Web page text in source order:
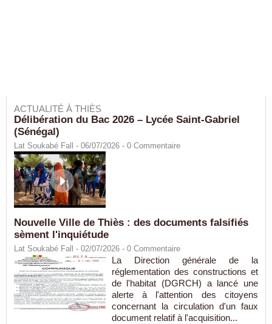
ACTUALITÉ À THIÈS
Délibération du Bac 2026 – Lycée Saint-Gabriel
(Sénégal)
Lat Soukabé Fall - 06/07/2026 - 0 Commentaire
Nouvelle Ville de Thiès : des documents falsifiés
sèment l'inquiétude
Lat Soukabé Fall - 02/07/2026 - 0 Commentaire
La Direction générale de la
réglementation des constructions et
de l'habitat (DGRCH) a lancé une
alerte à l'attention des citoyens
concernant la circulation d'un faux
document relatif à l'acquisition...